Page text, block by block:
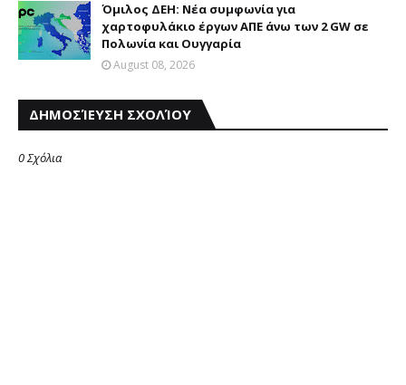
Όμιλος ΔΕΗ: Νέα συμφωνία για
χαρτοφυλάκιο έργων ΑΠΕ άνω των 2 GW σε
Πολωνία και Ουγγαρία
August 08, 2026
ΔΗΜΟΣΊΕΥΣΗ ΣΧΟΛΊΟΥ
0 Σχόλια